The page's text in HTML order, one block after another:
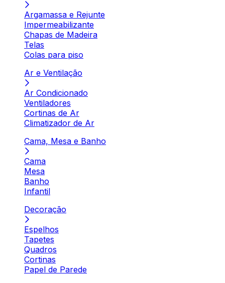
Argamassa e Rejunte
Impermeabilizante
Chapas de Madeira
Telas
Colas para piso
Ar e Ventilação
Ar Condicionado
Ventiladores
Cortinas de Ar
Climatizador de Ar
Cama, Mesa e Banho
Cama
Mesa
Banho
Infantil
Decoração
Espelhos
Tapetes
Quadros
Cortinas
Papel de Parede